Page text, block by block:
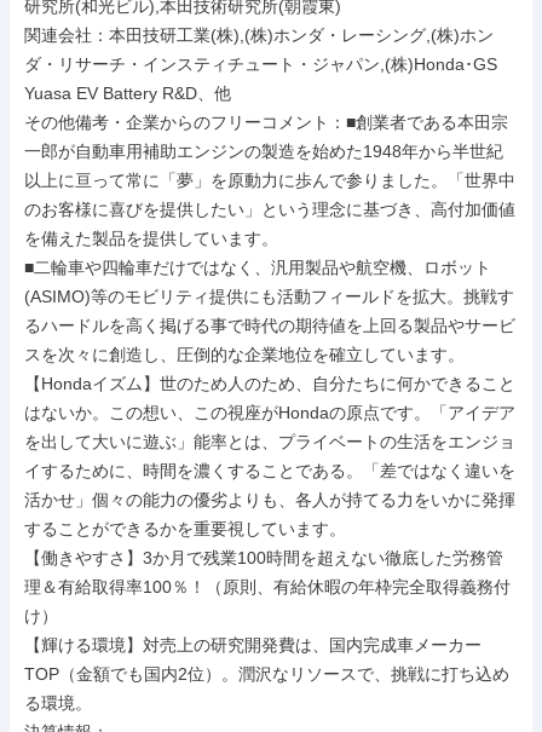
研究所(和光ビル),本田技術研究所(朝霞東)
関連会社：本田技研工業(株),(株)ホンダ・レーシング,(株)ホン
ダ・リサーチ・インスティチュート・ジャパン,(株)Honda･GS
Yuasa EV Battery R&D、他
その他備考・企業からのフリーコメント：■創業者である本田宗
一郎が自動車用補助エンジンの製造を始めた1948年から半世紀
以上に亘って常に「夢」を原動力に歩んで参りました。「世界中
のお客様に喜びを提供したい」という理念に基づき、高付加価値
を備えた製品を提供しています。
■二輪車や四輪車だけではなく、汎用製品や航空機、ロボット
(ASIMO)等のモビリティ提供にも活動フィールドを拡大。挑戦す
るハードルを高く掲げる事で時代の期待値を上回る製品やサービ
スを次々に創造し、圧倒的な企業地位を確立しています。
【Hondaイズム】世のため人のため、自分たちに何かできること
はないか。この想い、この視座がHondaの原点です。「アイデア
を出して大いに遊ぶ」能率とは、プライベートの生活をエンジョ
イするために、時間を濃くすることである。「差ではなく違いを
活かせ」個々の能力の優劣よりも、各人が持てる力をいかに発揮
することができるかを重要視しています。
【働きやすさ】3か月で残業100時間を超えない徹底した労務管
理＆有給取得率100％！（原則、有給休暇の年枠完全取得義務付
け）
【輝ける環境】対売上の研究開発費は、国内完成車メーカー
TOP（金額でも国内2位）。潤沢なリソースで、挑戦に打ち込め
る環境。